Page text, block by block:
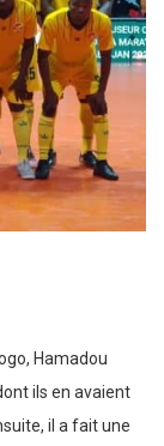
Hamadou
ils en avaient
il a fait une